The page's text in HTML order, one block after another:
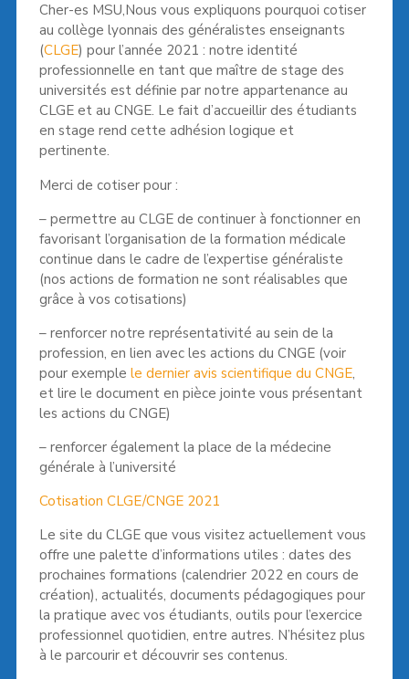
Cher-es MSU,Nous vous expliquons pourquoi cotiser
au collège lyonnais des généralistes enseignants
(CLGE) pour l’année 2021 : notre identité
professionnelle en tant que maître de stage des
universités est définie par notre appartenance au
CLGE et au CNGE. Le fait d’accueillir des étudiants
en stage rend cette adhésion logique et
pertinente.
Merci de cotiser pour :
– permettre au CLGE de continuer à fonctionner en
favorisant l’organisation de la formation médicale
continue dans le cadre de l’expertise généraliste
(nos actions de formation ne sont réalisables que
grâce à vos cotisations)
– renforcer notre représentativité au sein de la
profession, en lien avec les actions du CNGE (voir
pour exemple le dernier avis scientifique du CNGE,
et lire le document en pièce jointe vous présentant
les actions du CNGE)
– renforcer également la place de la médecine
générale à l’université
Cotisation CLGE/CNGE 2021
Le site du CLGE que vous visitez actuellement vous
offre une palette d’informations utiles : dates des
prochaines formations (calendrier 2022 en cours de
création), actualités, documents pédagogiques pour
la pratique avec vos étudiants, outils pour l’exercice
professionnel quotidien, entre autres. N’hésitez plus
à le parcourir et découvrir ses contenus.